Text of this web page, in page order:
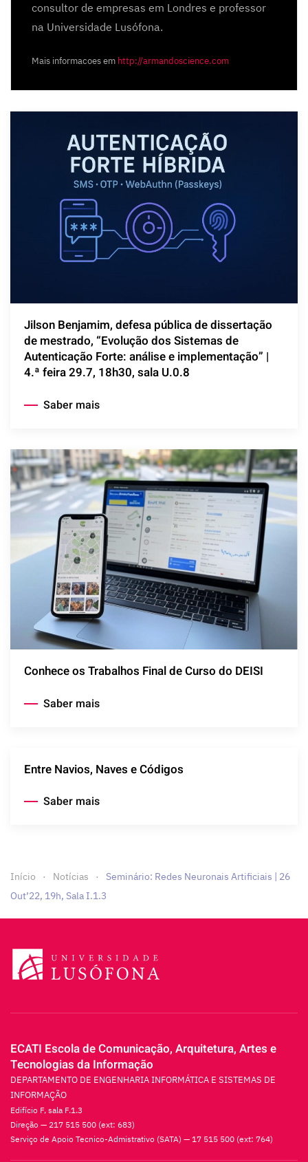
consultor de empresas em Londres e professor
na Universidade Lusófona.
Mais informacoes em http://armandoscience.com
Jilson Benjamim, defesa pública de dissertação
de mestrado, “Evolução dos Sistemas de
Autenticação Forte: análise e implementação” |
4.ª feira 29.7, 18h30, sala U.0.8
Saber mais
Conhece os Trabalhos Final de Curso do DEISI
Saber mais
Entre Navios, Naves e Códigos
Saber mais
Início Notícias
Seminário: Redes Neuronais Artificiais | 26
Out’22, 19h, Sala I.1.3
ECATI Escola de Comunicação, Arquitetura, Artes e
Tecnologias da Informação
DEPARTAMENTO DE ENGENHARIA INFORMÁTICA E SISTEMAS DE
INFORMAÇÃO
Edifício F, sala F.1.3
Direção — 217 515 500 (ext: 683)
Serviço de Apoio Tecnico-Admistrativo (SATA) — 17 515 500 (ext: 764)